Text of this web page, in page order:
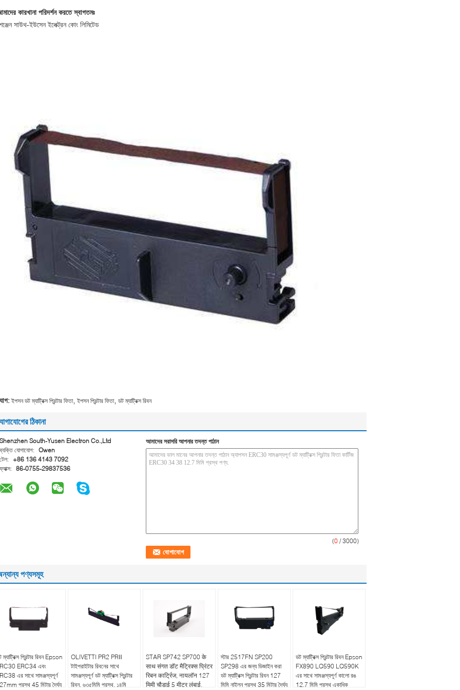
কারখানা পরিদর্শন করতে স্বাগতমঃ
সাউথ-ইউসেন ইলেক্ট্রন কোং লিমিটেড
ইপসন ডট ম্যাট্রিক্স প্রিন্টার ফিতা, ইপসন প্রিন্টার ফিতা, ডট ম্যাট্রিক্স রিবন
ঠিকানা
Shenzhen South-Yusen Electron Co.,Ltd
ব্যক্তি যোগাযোগ: Owen
টেল:
+86 136 4143 7092
ফ্যাক্স: 86-0755-29837536
আমাদের সরাসরি আপনার তদন্ত পাঠান
(0 / 3000)
পণ্যসমূহ
ম্যাট্রিক্স প্রিন্টার রিবন Epson
ERC34 এবং
এর সাথে সামঞ্জস্যপূর্ণ
প্রস্থ 45 মিটার দৈর্ঘ্য
OLIVETTI PR2 PRⅡ
টাইপরাইটার রিবনের সাথে
সামঞ্জস্যপূর্ণ ডট ম্যাট্রিক্স প্রিন্টার
রিবন, ৬৩৫মিমি প্রস্থ, ১৪মি
STAR SP742 SP700 के
साथ संगत डॉट मैट्रिक्स प्रिंटर
रिबन कार्ट्रिज, नायलॉन 127
मिमी चौड़ाई 5 मीटर लंबाई,
স্টার 2517FN SP200
SP298 এর জন্য ডিজাইন করা
ডট ম্যাট্রিক্স প্রিন্টার রিবন 127
মিমি নাইলন প্রস্থ 35 মিটার দৈর্ঘ্য
ডট ম্যাট্রিক্স প্রিন্টার রিবন Epson
FX890 LQ590 LQ590K
এর সাথে সামঞ্জস্যপূর্ণ কালো রঙ
12.7 মিমি প্রস্থ একাধিক